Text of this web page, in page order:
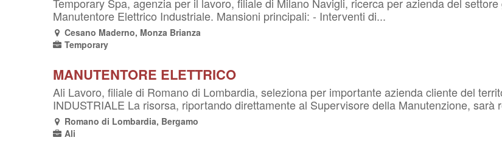
Manutentore Elettrico Industriale. Mansioni principali: - Interventi di...
Cesano Maderno, Monza Brianza
Temporary
MANUTENTORE ELETTRICO
Ali Lavoro, filiale di Romano di Lombardia, seleziona per importante azienda cliente del
INDUSTRIALE La risorsa, riportando direttamente al Supervisore della Manutenzione, sarà
Romano di Lombardia, Bergamo
Ali